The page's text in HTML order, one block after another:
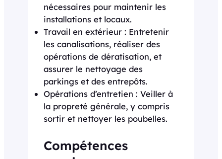
nécessaires pour maintenir les
installations et locaux.
Travail en extérieur : Entretenir
les canalisations, réaliser des
opérations de dératisation, et
assurer le nettoyage des
parkings et des entrepôts.
Opérations d’entretien : Veiller à
la propreté générale, y compris
sortir et nettoyer les poubelles.
Compétences